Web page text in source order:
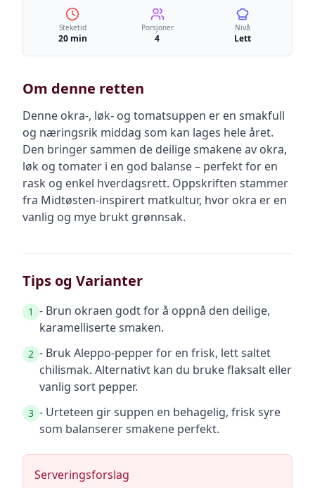
Steketid
20 min
Porsjoner
4
Nivå
Lett
Om denne retten
Denne okra-, løk- og tomatsuppen er en smakfull
og næringsrik middag som kan lages hele året.
Den bringer sammen de deilige smakene av okra,
løk og tomater i en god balanse – perfekt for en
rask og enkel hverdagsrett. Oppskriften stammer
fra Midtøsten-inspirert matkultur, hvor okra er en
vanlig og mye brukt grønnsak.
Tips og Varianter
1 - Brun okraen godt for å oppnå den deilige,
karamelliserte smaken.
2 - Bruk Aleppo-pepper for en frisk, lett saltet
chilismak. Alternativt kan du bruke flaksalt eller
vanlig sort pepper.
3 - Urteteen gir suppen en behagelig, frisk syre
som balanserer smakene perfekt.
Serveringsforslag